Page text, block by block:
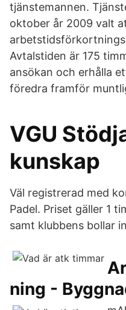
tjänstemannen.
oktober år 2009 valt
Avtalstiden är 175
ansökan och erhålla
föredra framför
VGU
kunskap
Väl registrerad med
Padel. Priset gäller 1
samt klubbens bollar
ning -